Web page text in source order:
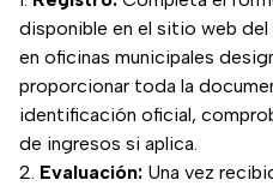
disponible en el sitio web
en oficinas municipales
proporcionar toda la
identificación oficial,
de ingresos si aplica.
Evaluación: Una vez